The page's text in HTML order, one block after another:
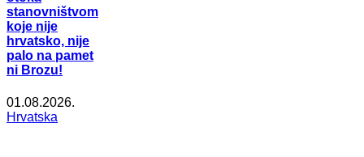
stanovništvom
koje nije
hrvatsko, nije
palo na pamet
ni Brozu!
01.08.2026.
Hrvatska